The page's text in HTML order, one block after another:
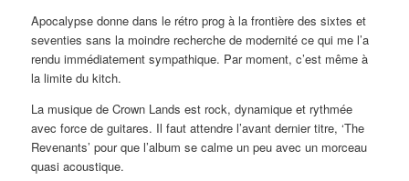
Apocalypse donne dans le rétro prog à la frontière des sixtes et
seventies sans la moindre recherche de modernité ce qui me l’a
rendu immédiatement sympathique. Par moment, c’est même à
la limite du kitch.
La musique de Crown Lands est rock, dynamique et rythmée
avec force de guitares. Il faut attendre l’avant dernier titre, ‘The
Revenants’ pour que l’album se calme un peu avec un morceau
quasi acoustique.